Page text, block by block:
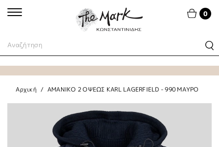
0
Αρχική ΑΜΑΝΙΚΟ 2 ΟΨΕΩΣ KARL LAGERFIELD - 990 ΜΑΥΡΟ